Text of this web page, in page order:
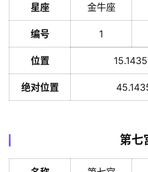
星座 金牛座
编号 1
位置
绝对位置
第七